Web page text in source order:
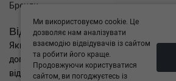
Бренди
Відправити запит
Якщо Ви не знайшли потрібні
допомога в підборі,
відправте нам запит - ми Вам
Ми використовуємо cookie. Це
дозволяє нам аналізувати
взаємодію відвідувачів із сайтом
та робити його краще.
Продовжуючи користуватися
сайтом, ви погоджуєтесь із